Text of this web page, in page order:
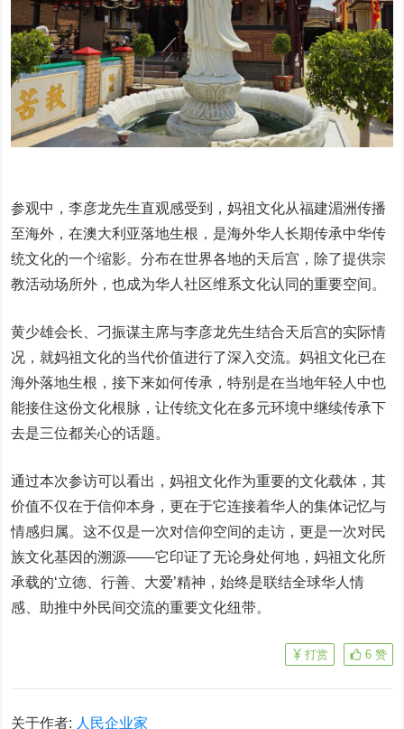
参观中，李彦龙先生直观感受到，妈祖文化从福建湄洲传播
至海外，在澳大利亚落地生根，是海外华人长期传承中华传
统文化的一个缩影。分布在世界各地的天后宫，除了提供宗
教活动场所外，也成为华人社区维系文化认同的重要空间。
黄少雄会长、刁振谋主席与李彦龙先生结合天后宫的实际情
况，就妈祖文化的当代价值进行了深入交流。妈祖文化已在
海外落地生根，接下来如何传承，特别是在当地年轻人中也
能接住这份文化根脉，让传统文化在多元环境中继续传承下
去是三位都关心的话题。
通过本次参访可以看出，妈祖文化作为重要的文化载体，其
价值不仅在于信仰本身，更在于它连接着华人的集体记忆与
情感归属。这不仅是一次对信仰空间的走访，更是一次对民
族文化基因的溯源——它印证了无论身处何地，妈祖文化所
承载的‘立德、行善、大爱’精神，始终是联结全球华人情
感、助推中外民间交流的重要文化纽带。
6 赞
打赏
关于作者: 人民企业家